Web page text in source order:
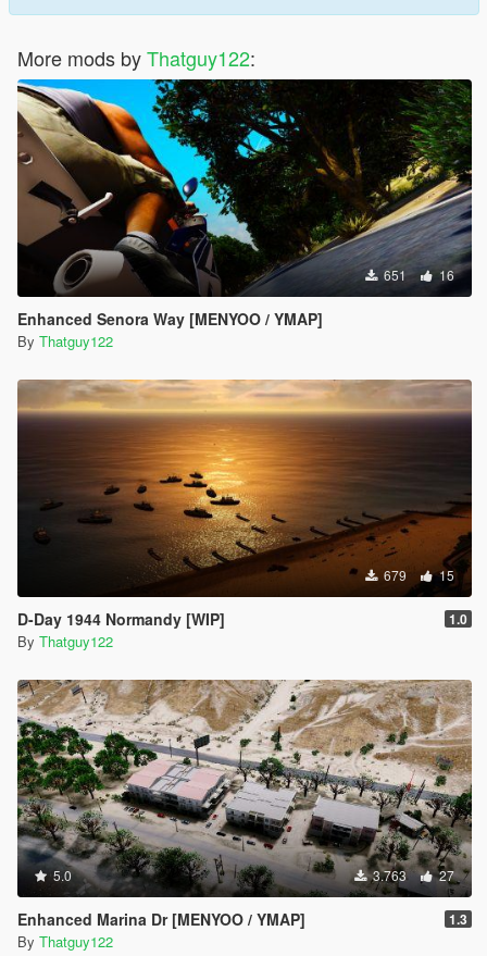
More mods byThatguy122:
651 16
Enhanced Senora Way [MENYOO / YMAP]
By Thatguy122
679 15
D-Day 1944 Normandy [WIP] 1.0
By Thatguy122
5.0 3.763 27
Enhanced Marina Dr [MENYOO / YMAP] 1.3
By Thatguy122